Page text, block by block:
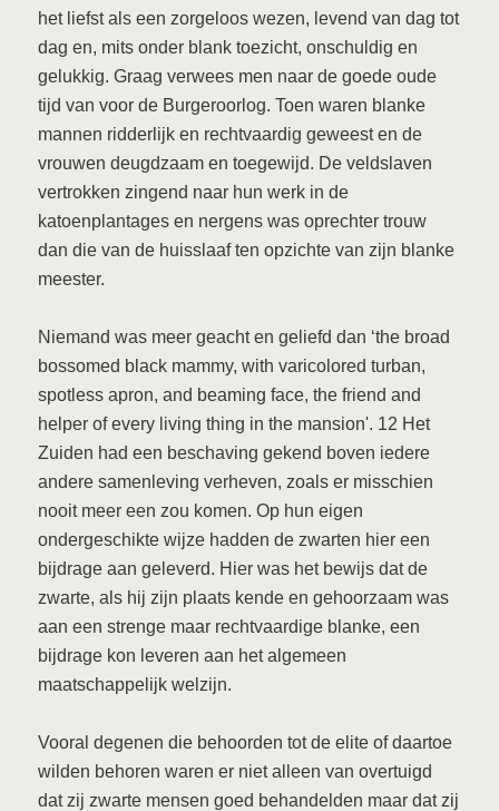
het liefst als een zorgeloos wezen, levend van dag tot
dag en, mits onder blank toezicht, onschuldig en
gelukkig. Graag verwees men naar de goede oude
tijd van voor de Burgeroorlog. Toen waren blanke
mannen ridderlijk en rechtvaardig geweest en de
vrouwen deugdzaam en toegewijd. De veldslaven
vertrokken zingend naar hun werk in de
katoenplantages en nergens was oprechter trouw
dan die van de huisslaaf ten opzichte van zijn blanke
meester.
Niemand was meer geacht en geliefd dan ‘the broad
bossomed black mammy, with varicolored turban,
spotless apron, and beaming face, the friend and
helper of every living thing in the mansion'. 12 Het
Zuiden had een beschaving gekend boven iedere
andere samenleving verheven, zoals er misschien
nooit meer een zou komen. Op hun eigen
ondergeschikte wijze hadden de zwarten hier een
bijdrage aan geleverd. Hier was het bewijs dat de
zwarte, als hij zijn plaats kende en gehoorzaam was
aan een strenge maar rechtvaardige blanke, een
bijdrage kon leveren aan het algemeen
maatschappelijk welzijn.
Vooral degenen die behoorden tot de elite of daartoe
wilden behoren waren er niet alleen van overtuigd
dat zij zwarte mensen goed behandelden maar dat zij